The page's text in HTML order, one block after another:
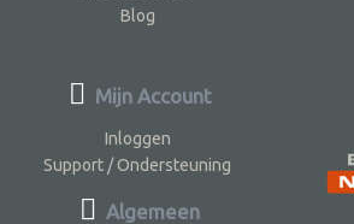
Blog
Mijn Account
Inloggen
Support / Ondersteuning
Algemeen